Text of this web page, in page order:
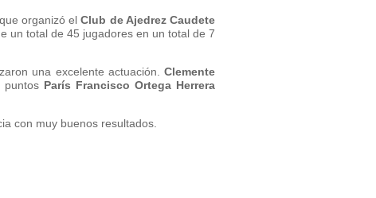
organizó elClub de Ajedrez Caudete
un total de 45 jugadores en un total de 7
una excelente actuación. Clemente
puntos París Francisco Ortega Herrera
con muy buenos resultados.